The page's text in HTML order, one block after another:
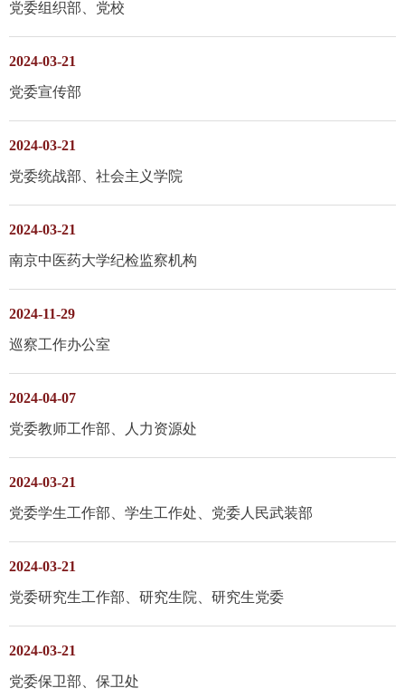
党委组织部、党校
2024-03-21
党委宣传部
2024-03-21
党委统战部、社会主义学院
2024-03-21
南京中医药大学纪检监察机构
2024-11-29
巡察工作办公室
2024-04-07
党委教师工作部、人力资源处
2024-03-21
党委学生工作部、学生工作处、党委人民武装部
2024-03-21
党委研究生工作部、研究生院、研究生党委
2024-03-21
党委保卫部、保卫处